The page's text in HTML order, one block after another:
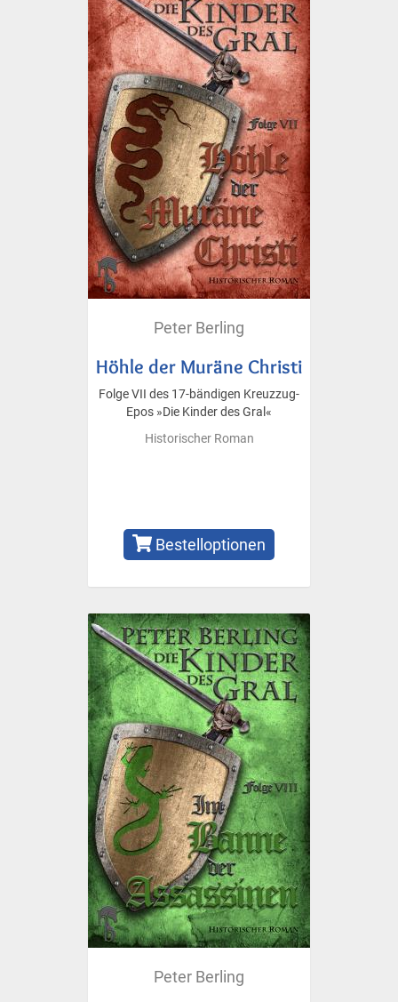
Peter Berling
Höhle der Muräne Christi
Folge VII des 17-bändigen Kreuzzug-
Epos »Die Kinder des Gral«
Historischer Roman
Bestelloptionen
Peter Berling